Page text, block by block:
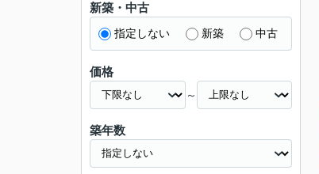
新築・中古
指定しない 新築 中古
価格
～
築年数